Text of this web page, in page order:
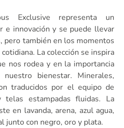
Exclusive representa un
e innovación y se puede llevar
pero también en los momentos
La colección se inspira
nos rodea y en la importancia
bienestar. Minerales,
traducidos por el equipo de
telas estampadas fluidas. La
en lavanda, arena, azul agua,
junto con negro, oro y plata.